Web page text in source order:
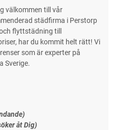
välkommen till vår
städfirma i Perstorp
flyttstädning till
har du kommit helt rätt! Vi
som är experter på
Sverige.
åt Dig)